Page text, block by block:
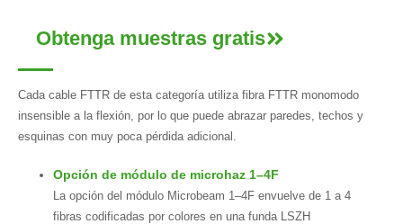
Obtenga muestras gratis
Cada cable FTTR de esta categoría utiliza fibra FTTR monomodo
insensible a la flexión, por lo que puede abrazar paredes, techos y
esquinas con muy poca pérdida adicional.
Opción de módulo de microhaz 1–4F
La opción del módulo Microbeam 1–4F envuelve de 1 a 4
fibras codificadas por colores en una funda LSZH